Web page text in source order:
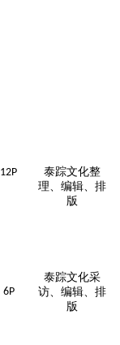
12P
泰踪文化整
理、编辑、排
版
6P
泰踪文化采
访、编辑、排
版